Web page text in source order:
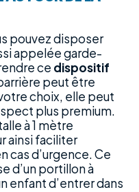
pouvez disposer
appelée garde-
ce dispositif
peut être
choix, elle peut
plus premium.
à 1 mètre
ainsi faciliter
cas d’urgence. Ce
d’un portillon à
enfant d’entrer dans